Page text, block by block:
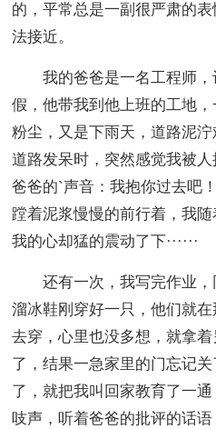
的，平常总是一副很严肃的
法接近。
我的爸爸是一名工程师，
假，他带我到他上班的工地
粉尘，又是下雨天，道路泥
道路发呆时，突然感觉我被
爸爸的`声音：我抱你过去吧
蹚着泥浆慢慢的前行着，我
我的心却猛的震动了下······
还有一次，我写完作业，
溜冰鞋刚穿好一只，他们就
去穿，心里也没多想，就拿
了，结果一急家里的门忘记
了，就把我叫回家教育了一
吱声，听着爸爸的批评的话